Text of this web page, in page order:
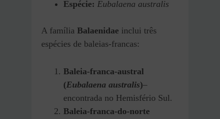
Espécie: Eubalaena australis
A família Balaenidae inclui três
espécies de baleias-francas:
Baleia-franca-austral
(Eubalaena australis)–
encontrada no Hemisfério Sul.
Baleia-franca-do-norte